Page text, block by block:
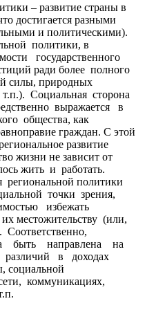
– развитие страны в
достигается разными
и политическими).
политики, в
государственного
ради более полного
силы, природных
Социальная сторона
выражается в
общества, как
граждан. С этой
развитие
жизни не зависит от
жить и работать.
региональной политики
точки зрения,
избежать
(или,
быть направлена на
различий в доходах
социальной
коммуникациях,